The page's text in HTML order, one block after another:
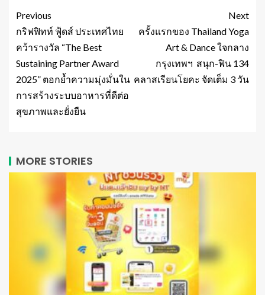
Previous
กริฟฟิทท์ ฟู้ดส์ ประเทศไทย
คว้ารางวัล “The Best
Sustaining Partner Award
2025” ตอกย้ำความมุ่งมั่นใน
การสร้างระบบอาหารที่ดีต่อ
สุขภาพและยั่งยืน
Next
ครั้งแรกของ Thailand Yoga
Art & Dance ใจกลาง
กรุงเทพฯ สนุก-ฟิน 134
คลาสเรียนโยคะ จัดเต็ม 3 วัน
MORE STORIES